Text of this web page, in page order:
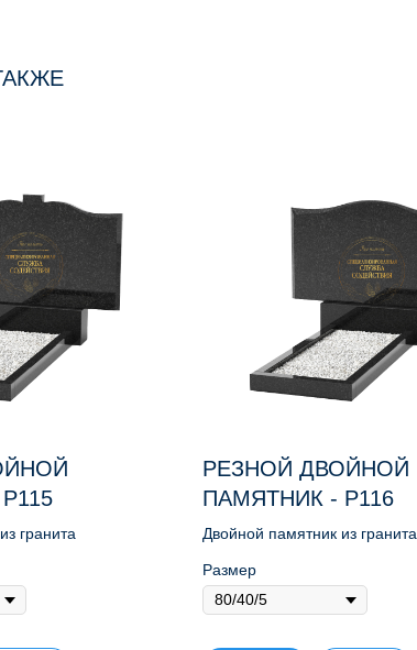
гранита
РЕЗНОЙ ДВОЙНОЙ
ПАМЯТНИК - Р116
Двойной памятник из гранита
Размер